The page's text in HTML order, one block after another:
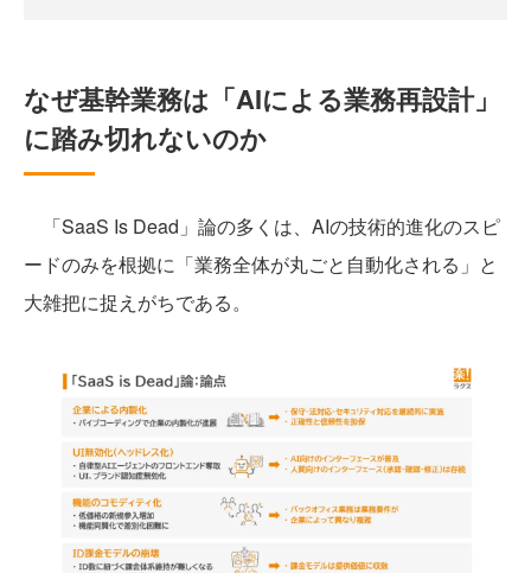
なぜ基幹業務は「AIによる業務再設計」
に踏み切れないのか
「SaaS Is Dead」論の多くは、AIの技術的進化のスピ
ードのみを根拠に「業務全体が丸ごと自動化される」と
大雑把に捉えがちである。